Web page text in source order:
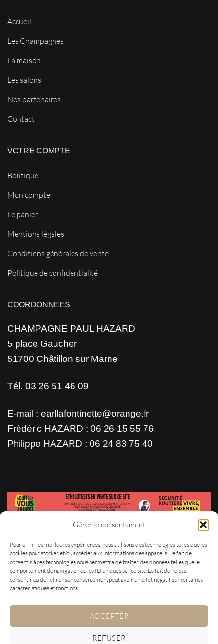
Gérer le consentement
Pour offrir les meilleures expériences, nous utilisons des technologies telles que les
cookies pour stocker et/ou accéder aux informations des appareils. Le fait de
consentir à ces technologies nous permettra de traiter des données telles que le
comportement de navigation ou les ID uniques sur ce site. Le fait de ne pas
consentir ou de retirer son consentement peut avoir un effet négatif sur certaines
caractéristiques et fonctions.
ACCEPTER
REFUSER
Accueil
Les Champagnes
La maison
Les salons
Nos partenaires
Contact
VOTRE COMPTE
Boutique
Mon compte
Le panier
Mentions légales
Conditions générales de vente
Politique de confidentialité
COORDONNEES
CHAMPAGNE PAUL HAZARD
5 place Gaucher
51700 Châtillon sur Marne
Tél. 03 26 51 46 09
E-mail : earllafontinette@orange.fr
Frédéric HAZARD : 06 26 15 55 76
Philippe HAZARD : 06 24 83 75 40
L'ABUS D'ALCOOL EST DANGEREUX POUR LA SANTÉ. A
CONSOMMER AVEC MODÉRATION
Copyright 2026 ©Champagne PAUL HAZARD - Réalisé par
Shootingpub Epernay